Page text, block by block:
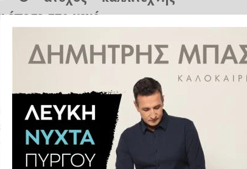
έπεσε στο κενό
βρισκόταν με τη σύζυγό του στο
Μαυρουδής, γνωστός στο
παραγωγός.
ενώ είχε βρεθεί για διακοπές
το βράδυ, έβαλε ένα ξύλο στα
ίσως για να διορθώσει κάτι, αλλά
στο κενό.